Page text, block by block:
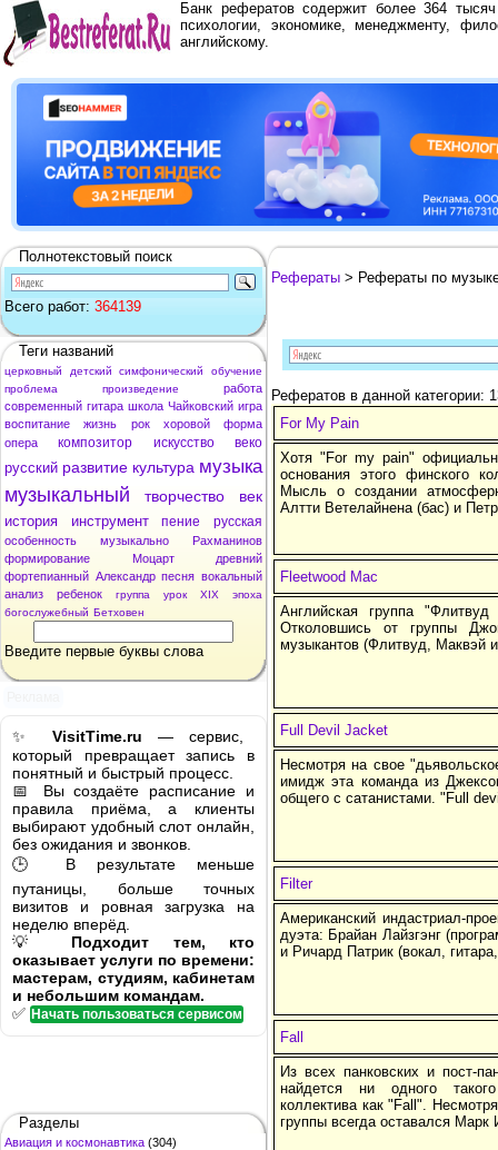
Банк рефератов содержит более 364
психологии, экономике, менеджменту,
английскому.
Полнотекстовый поиск
Всего работ: 364139
Теги названий
церковный детский симфонический
обучение
проблема
произведение
работа
современный гитара школа Чайковский игра
воспитание
жизнь рок хоровой
форма
опера
композитор искусство веко
русский развитие культура музыка
музыкальный творчество век
история инструмент пение русская
особенность музыкально
Рахманинов
формирование
Моцарт
древний
фортепианный Александр песня вокальный
анализ
ребенок группа урок XIX
эпоха
богослужебный Бетховен
Введите первые буквы слова
✨ VisitTime.ru — сервис,
который превращает запись в
понятный и быстрый процесс.
📅 Вы создаёте расписание и
правила приёма, а клиенты
выбирают удобный слот онлайн,
без ожидания и звонков.
🕒 В результате меньше
путаницы, больше точных
визитов и ровная загрузка на
неделю вперёд.
💡 Подходит тем, кто
оказывает услуги по времени:
мастерам, студиям, кабинетам
и небольшим командам.
✅ Начать пользоваться сервисом
Разделы
Авиация и космонавтика (304)
Рефераты > Рефераты по
Рефератов в данной категории:
For My Pain
Хотя "For my pain"
основания этого финского
Мысль о создании
Алтти Ветелайнена (бас) и
Fleetwood Mac
Английская группа
Отколовшись от группы
музыкантов (Флитвуд, Маквэй
Full Devil Jacket
Несмотря на свое
имидж эта команда из
общего с сатанистами. "Full
Filter
Американский индастриал-
дуэта: Брайан Лайзгэнг
и Ричард Патрик (вокал,
Fall
Из всех панковских и пост-
найдется ни одного
коллектива как "Fall".
группы всегда оставался Марк